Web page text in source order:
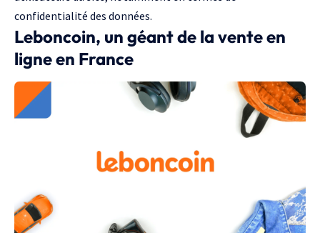
confidentialité des données.
Leboncoin, un géant de la vente en
ligne en France